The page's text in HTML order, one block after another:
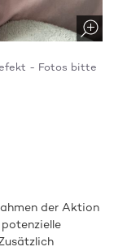
- Fotos bitte
der Aktion